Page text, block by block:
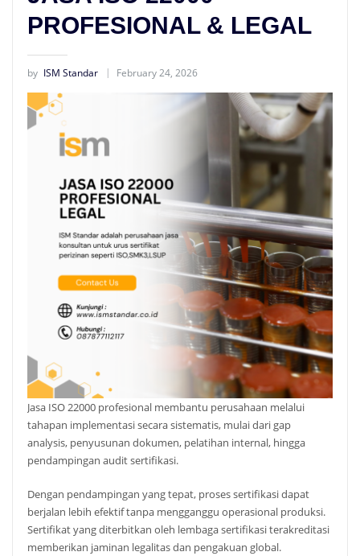
PROFESIONAL & LEGAL
by ISM Standar February 24, 2026
Jasa ISO 22000 profesional membantu perusahaan melalui
tahapan implementasi secara sistematis, mulai dari gap
analysis, penyusunan dokumen, pelatihan internal, hingga
pendampingan audit sertifikasi.
Dengan pendampingan yang tepat, proses sertifikasi dapat
berjalan lebih efektif tanpa mengganggu operasional produksi.
Sertifikat yang diterbitkan oleh lembaga sertifikasi terakreditasi
memberikan jaminan legalitas dan pengakuan global.